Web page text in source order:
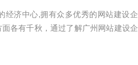
经济中心,拥有众多优秀的网站建设企
各有千秋，通过了解广州网站建设企